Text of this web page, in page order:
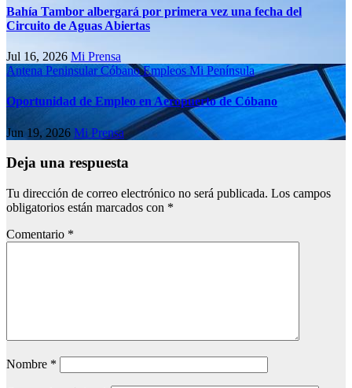
Bahía Tambor albergará por primera vez una fecha del
Circuito de Aguas Abiertas
Jul 16, 2026 Mi Prensa
Antena PeninsularCóbanoEmpleos Mi Península
Oportunidad de Empleo en Aeropuerto de Cóbano
Jun 19, 2026 Mi Prensa
Deja una respuesta
Tu dirección de correo electrónico no será publicada. Los campos
obligatorios están marcados con *
Comentario *
Nombre *